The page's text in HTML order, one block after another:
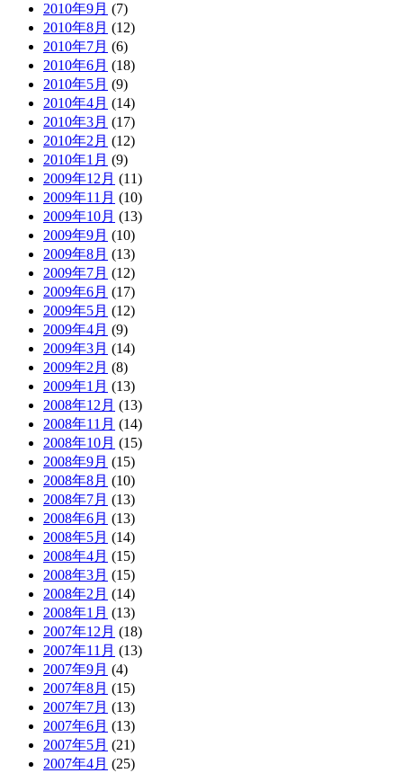
2010年9月 (7)
2010年8月 (12)
2010年7月 (6)
2010年6月 (18)
2010年5月 (9)
2010年4月 (14)
2010年3月 (17)
2010年2月 (12)
2010年1月 (9)
2009年12月 (11)
2009年11月 (10)
2009年10月 (13)
2009年9月 (10)
2009年8月 (13)
2009年7月 (12)
2009年6月 (17)
2009年5月 (12)
2009年4月 (9)
2009年3月 (14)
2009年2月 (8)
2009年1月 (13)
2008年12月 (13)
2008年11月 (14)
2008年10月 (15)
2008年9月 (15)
2008年8月 (10)
2008年7月 (13)
2008年6月 (13)
2008年5月 (14)
2008年4月 (15)
2008年3月 (15)
2008年2月 (14)
2008年1月 (13)
2007年12月 (18)
2007年11月 (13)
2007年9月 (4)
2007年8月 (15)
2007年7月 (13)
2007年6月 (13)
2007年5月 (21)
2007年4月 (25)